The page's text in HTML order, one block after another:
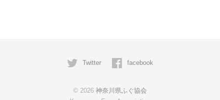
Twitter facebook
© 2026 神奈川県ふぐ協会